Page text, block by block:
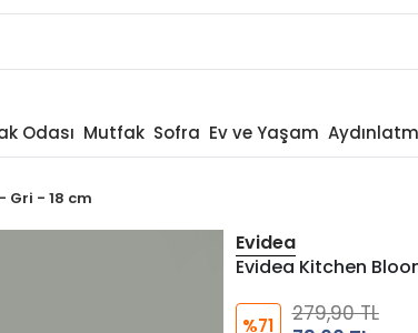
Odası Mutfak Sofra Ev ve Yaşam
Gri - 18 cm
Evidea
Evidea Kitchen
%71
279,90 TL